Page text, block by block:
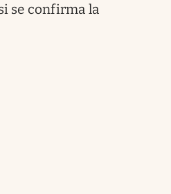
se confirma la